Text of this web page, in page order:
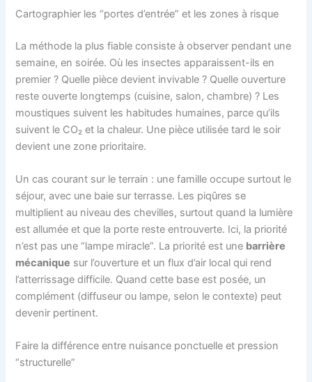
Cartographier les “portes d’entrée” et les zones à risque
La méthode la plus fiable consiste à observer pendant une
semaine, en soirée. Où les insectes apparaissent-ils en
premier ? Quelle pièce devient invivable ? Quelle ouverture
reste ouverte longtemps (cuisine, salon, chambre) ? Les
moustiques suivent les habitudes humaines, parce qu’ils
suivent le CO₂ et la chaleur. Une pièce utilisée tard le soir
devient une zone prioritaire.
Un cas courant sur le terrain : une famille occupe surtout le
séjour, avec une baie sur terrasse. Les piqûres se
multiplient au niveau des chevilles, surtout quand la lumière
est allumée et que la porte reste entrouverte. Ici, la priorité
n’est pas une “lampe miracle”. La priorité est une barrière
mécanique sur l’ouverture et un flux d’air local qui rend
l’atterrissage difficile. Quand cette base est posée, un
complément (diffuseur ou lampe, selon le contexte) peut
devenir pertinent.
Faire la différence entre nuisance ponctuelle et pression
“structurelle”